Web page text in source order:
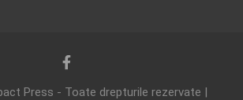
Press - Toate drepturile rezervate |